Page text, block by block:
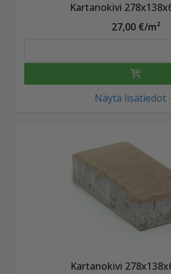
Kartanokivi
27,00 €/m²
Näytä lisätiedot
Kartanokivi